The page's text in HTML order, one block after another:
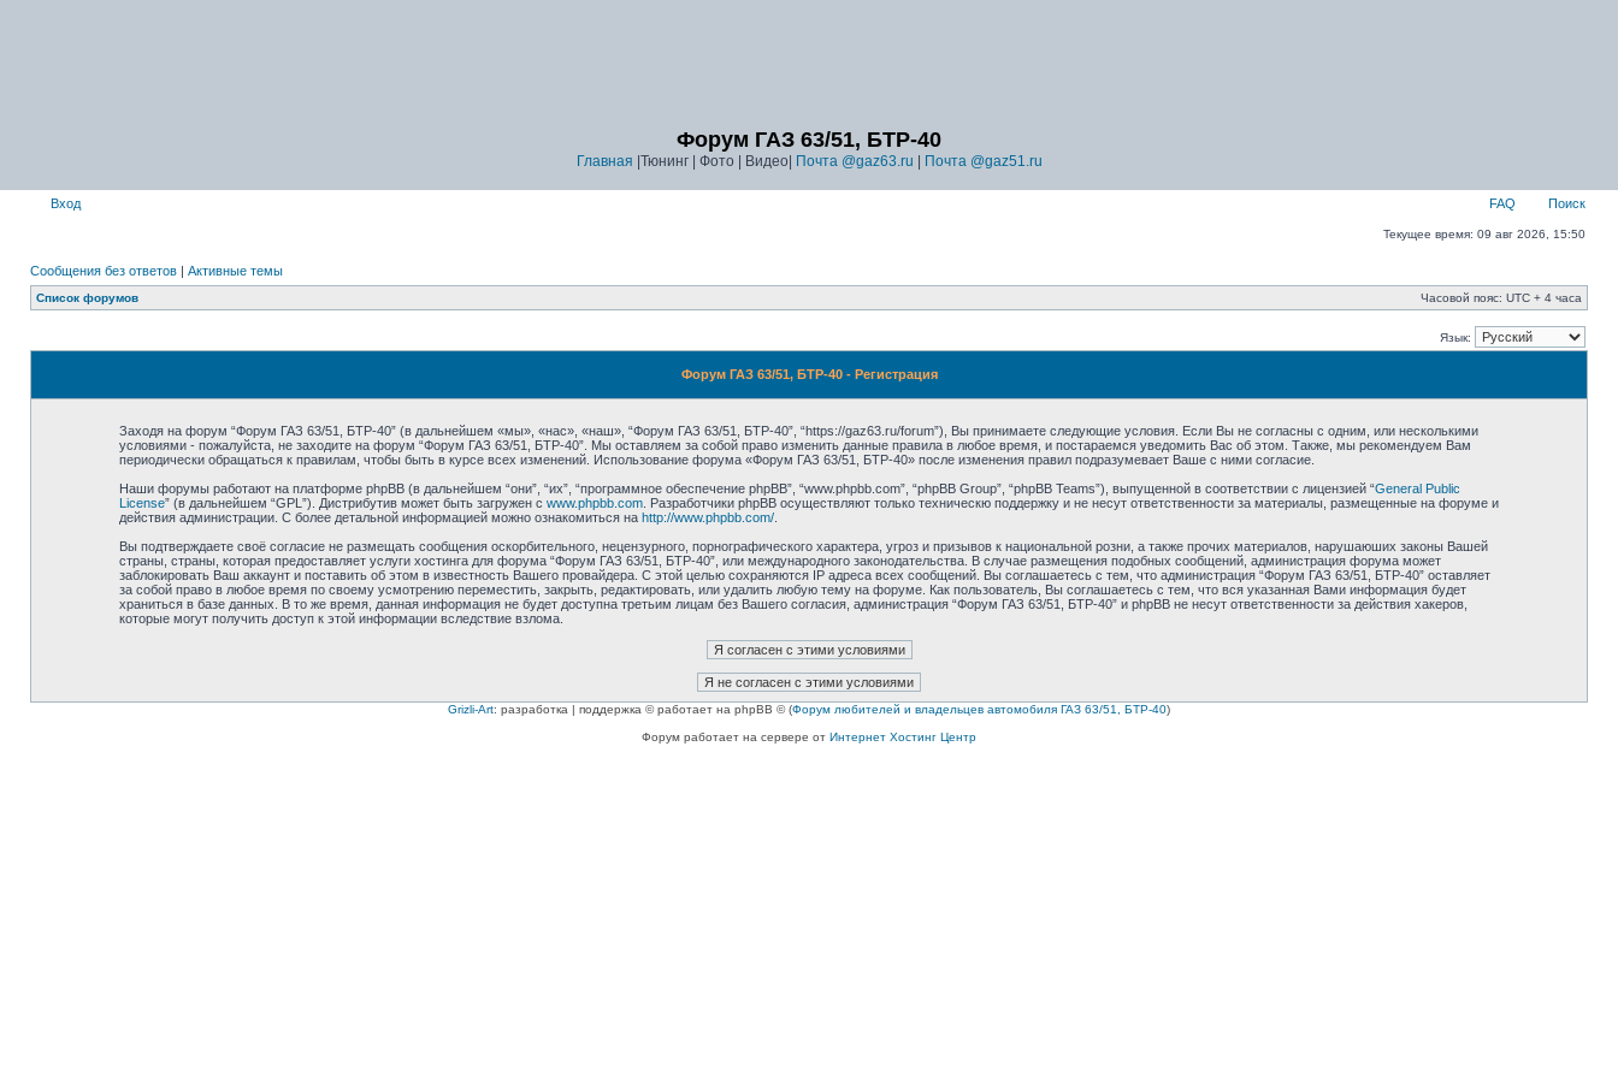
Форум ГАЗ 63/51, БТР-40
Главная |Тюнинг | Фото | Видео| Почта @gaz63.ru Почта @gaz51.ru
Вход FAQ Поиск
Текущее время: 09 авг 2026, 15:50
Сообщения без ответов | Активные темы
Список форумов Часовой пояс: UTC + 4 часа
Язык:
Форум ГАЗ 63/51, БТР-40 - Регистрация
Заходя на форум “Форум ГАЗ 63/51, БТР-40” (в дальнейшем «мы», «нас», «наш», “Форум ГАЗ 63/51, БТР-40”, “https://gaz63.ru/forum”), Вы принимаете следующие условия. Если Вы не согласны с одним, или несколькими
условиями - пожалуйста, не заходите на форум “Форум ГАЗ 63/51, БТР-40”. Мы оставляем за собой право изменить данные правила в любое время, и постараемся уведомить Вас об этом. Также, мы рекомендуем Вам
периодически обращаться к правилам, чтобы быть в курсе всех изменений. Использование форума «Форум ГАЗ 63/51, БТР-40» после изменения правил подразумевает Ваше с ними согласие.
Наши форумы работают на платформе phpBB (в дальнейшем “они”, “их”, “программное обеспечение phpBB”, “www.phpbb.com”, “phpBB Group”, “phpBB Teams”), выпущенной в соответствии с лицензией “General Public
License” (в дальнейшем “GPL”). Дистрибутив может быть загружен с www.phpbb.com. Разработчики phpBB осуществляют только техническю поддержку и не несут ответственности за материалы, размещенные на форуме и
действия администрации. С более детальной информацией можно ознакомиться на http://www.phpbb.com/.
Вы подтверждаете своё согласие не размещать сообщения оскорбительного, нецензурного, порнографического характера, угроз и призывов к национальной розни, а также прочих материалов, нарушаюших законы Вашей
страны, страны, которая предоставляет услуги хостинга для форума “Форум ГАЗ 63/51, БТР-40”, или международного законодательства. В случае размещения подобных сообщений, администрация форума может
заблокировать Ваш аккаунт и поставить об этом в известность Вашего провайдера. С этой целью сохраняются IP адреса всех сообщений. Вы соглашаетесь с тем, что администрация “Форум ГАЗ 63/51, БТР-40” оставляет
за собой право в любое время по своему усмотрению переместить, закрыть, редактировать, или удалить любую тему на форуме. Как пользователь, Вы соглашаетесь с тем, что вся указанная Вами информация будет
храниться в базе данных. В то же время, данная информация не будет доступна третьим лицам без Вашего согласия, администрация “Форум ГАЗ 63/51, БТР-40” и phpBB не несут ответственности за действия хакеров,
которые могут получить доступ к этой информации вследствие взлома.
Grizli-Art: разработка | поддержка © работает на phpBB © (Форум любителей и владельцев автомобиля ГАЗ 63/51, БТР-40)
Форум работает на сервере от Интернет Хостинг Центр